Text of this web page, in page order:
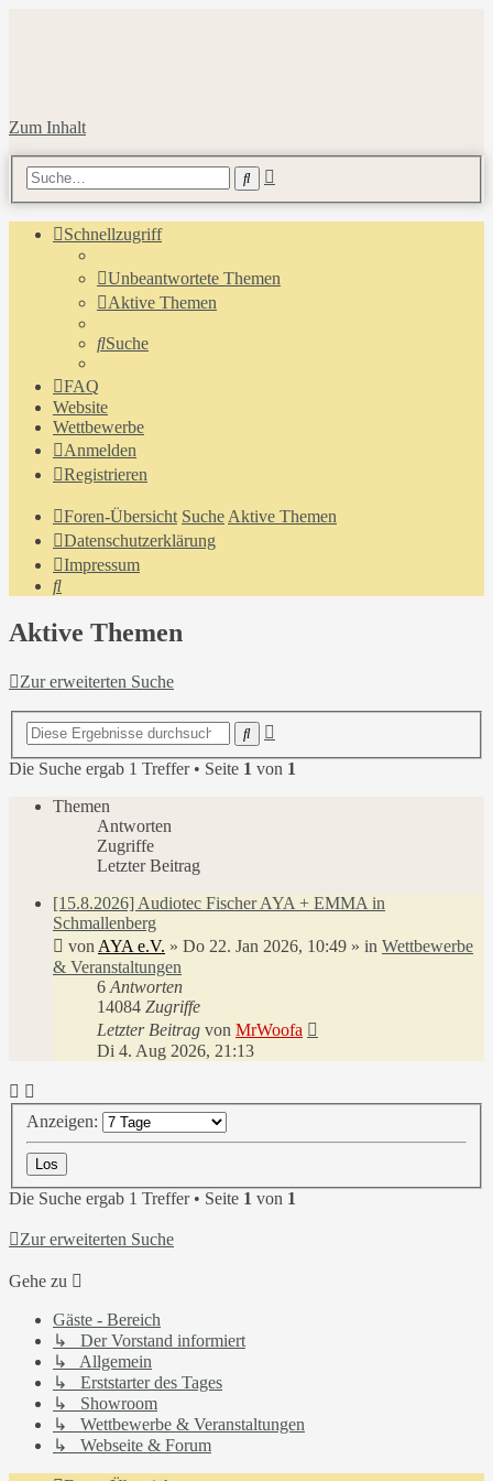
Zum Inhalt
Suche
Schnellzugriff
Unbeantwortete Themen
Aktive Themen
Suche
FAQ
Website
Wettbewerbe
Anmelden
Registrieren
Foren-Übersicht Suche Aktive Themen
Datenschutzerklärung
Impressum
Suche
Aktive Themen
Zur erweiterten Suche
Suche
Die Suche ergab 1 Treffer • Seite 1 von 1
Themen
Antworten
Zugriffe
Letzter Beitrag
[15.8.2026] Audiotec Fischer AYA + EMMA in
Schmallenberg
von AYA e.V. » Do 22. Jan 2026, 10:49 » in Wettbewerbe
& Veranstaltungen
6 Antworten
14084 Zugriffe
Letzter Beitrag von MrWoofa
Di 4. Aug 2026, 21:13
Anzeigen:
Die Suche ergab 1 Treffer • Seite 1 von 1
Zur erweiterten Suche
Gehe zu
Gäste - Bereich
↳ Der Vorstand informiert
↳ Allgemein
↳ Erststarter des Tages
↳ Showroom
↳ Wettbewerbe & Veranstaltungen
↳ Webseite & Forum